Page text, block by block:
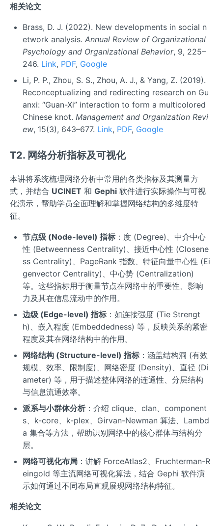
相关论文
Brass, D. J. (2022). New developments in social n
etwork analysis. Annual Review of Organizational
Psychology and Organizational Behavior, 9, 225–
246. Link, PDF, Google
Li, P. P., Zhou, S. S., Zhou, A. J., & Yang, Z. (2019).
Reconceptualizing and redirecting research on Gu
anxi: “Guan-Xi” interaction to form a multicolored
Chinese knot. Management and Organization Revi
ew, 15(3), 643–677. Link, PDF, Google
T2. 网络分析指标及可视化
本讲将系统梳理网络分析中常用的各类指标及其测量方
式，并结合 UCINET 和 Gephi 软件进行实际操作与可视
化演示，帮助学员全面理解和掌握网络结构的多维度特
征。
节点级 (Node-level) 指标：度 (Degree)、中介中心
性 (Betweenness Centrality)、接近中心性 (Closene
ss Centrality)、PageRank 指数、特征向量中心性 (Ei
genvector Centrality)、中心势 (Centralization)
等。这些指标用于衡量节点在网络中的重要性、影响
力及其在信息流动中的作用。
边级 (Edge-level) 指标：如连接强度 (Tie Strengt
h)、嵌入程度 (Embeddedness) 等，反映关系的紧密
程度及其在网络结构中的作用。
网络结构 (Structure-level) 指标：涵盖结构洞 (有效
规模、效率、限制度)、网络密度 (Density)、直径 (Di
ameter) 等，用于描述整体网络的连通性、分层结构
与信息流通效率。
派系与小群体分析：介绍 clique、clan、component
s、k-core、k-plex、Girvan-Newman 算法、Lambd
a 集合等方法，帮助识别网络中的核心群体与结构分
层。
网络可视化布局：讲解 ForceAtlas2、Fruchterman-R
eingold 等主流网络可视化算法，结合 Gephi 软件演
示如何通过不同布局直观展现网络结构特征。
相关论文